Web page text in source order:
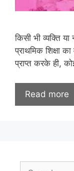
किसी भी व्यक्ति या
प्राथमिक शिक्षा
प्राप्त करके ही,
Read more